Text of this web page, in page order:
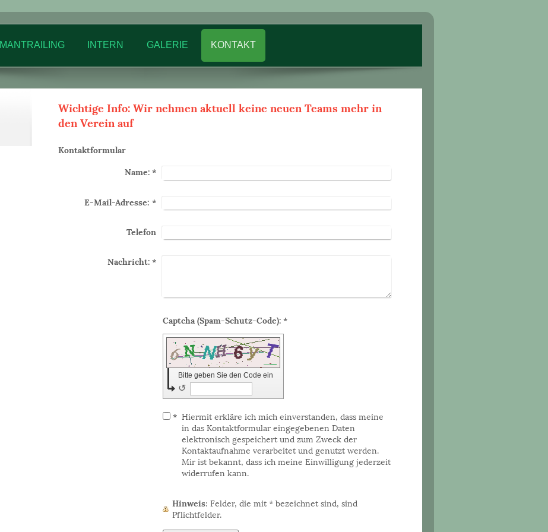
MANTRAILING INTERN GALERIE KONTAKT
Wichtige Info: Wir nehmen aktuell keine neuen Teams mehr in
den Verein auf
Kontaktformular
Name:*
E-Mail-Adresse: *
Telefon
Nachricht:*
Captcha (Spam-Schutz-Code): *
Bitte geben Sie den Code ein
↺
* Hiermit erkläre ich mich einverstanden, dass meine
in das Kontaktformular eingegebenen Daten
elektronisch gespeichert und zum Zweck der
Kontaktaufnahme verarbeitet und genutzt werden.
Mir ist bekannt, dass ich meine Einwilligung jederzeit
widerrufen kann.
Hinweis : Felder, die mit*bezeichnet sind, sind
Pflichtfelder.